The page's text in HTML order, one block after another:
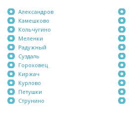
Александров
Камешково
Кольчугино
Меленки
Радужный
Суздаль
Гороховец
Киржач
Курлово
Петушки
Струнино